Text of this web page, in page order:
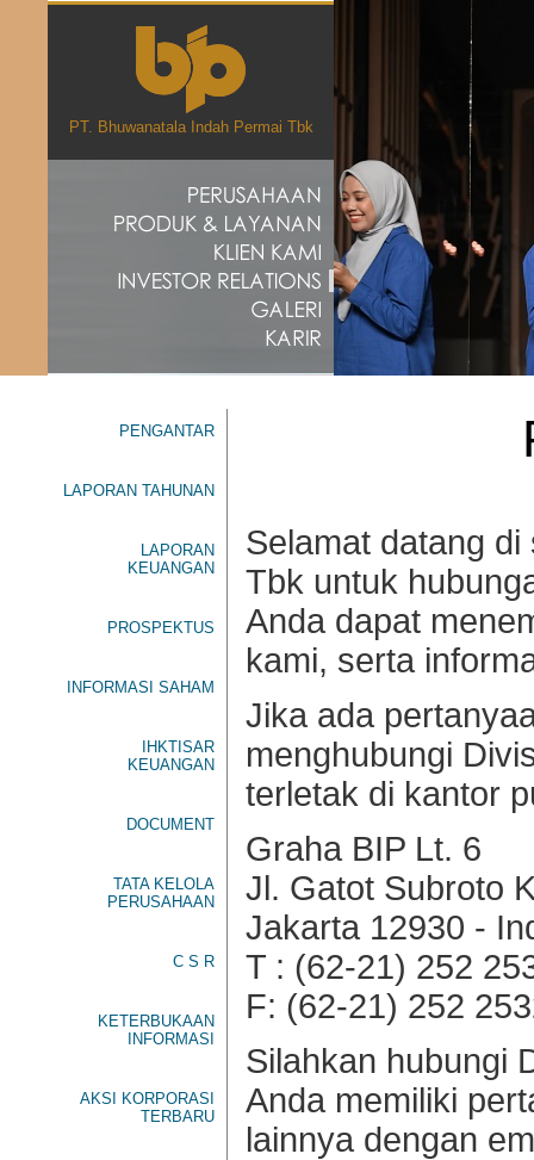
PT. Bhuwanatala Indah Permai Tbk
PENGANTAR
LAPORAN TAHUNAN
LAPORAN
KEUANGAN
PROSPEKTUS
INFORMASI SAHAM
IHKTISAR
KEUANGAN
DOCUMENT
TATA KELOLA
PERUSAHAAN
C S R
KETERBUKAAN
INFORMASI
AKSI KORPORASI
TERBARU
Selamat datang
Tbk untuk
Anda dapat
kami, serta
Jika ada
menghubungi
terletak di kantor
Graha BIP Lt. 6
Jl. Gatot Subroto
Jakarta 12930 -
T : (62-21) 252
F: (62-21) 252
Silahkan hubungi
Anda memiliki
lainnya dengan